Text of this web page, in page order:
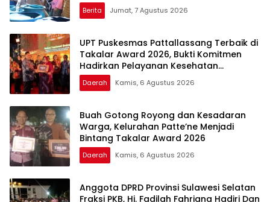
Berita Jumat, 7 Agustus 2026
UPT Puskesmas Pattallassang Terbaik di
Takalar Award 2026, Bukti Komitmen
Hadirkan Pelayanan Kesehatan
Berkualitas
Daerah Kamis, 6 Agustus 2026
Buah Gotong Royong dan Kesadaran
Warga, Kelurahan Patte’ne Menjadi
Bintang Takalar Award 2026
Daerah Kamis, 6 Agustus 2026
Anggota DPRD Provinsi Sulawesi Selatan
Fraksi PKB, Hj. Fadilah Fahriana Hadiri Dan